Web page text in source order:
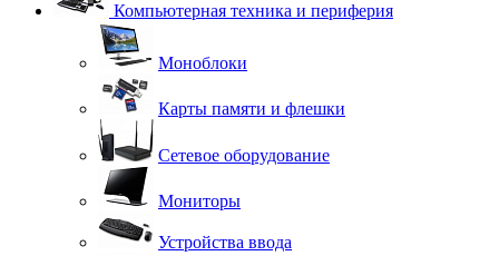
Компьютерная техника и периферия
Моноблоки
Карты памяти и флешки
Сетевое оборудование
Мониторы
Устройства ввода